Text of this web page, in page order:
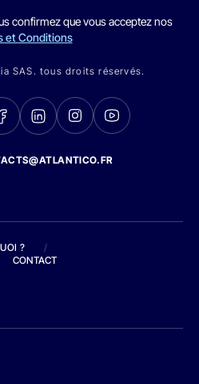
confirmez que vous acceptez nos
et Conditions
SAS. tous droits réservés.
?
/
CONTACT